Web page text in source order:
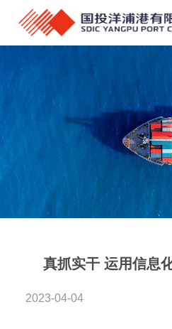
真抓实干 运用信息
2023-04-04